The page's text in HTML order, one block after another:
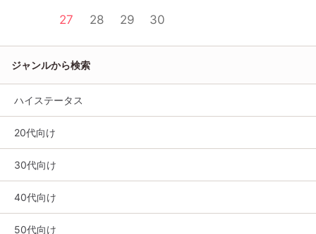
27
28 29 30
ジャンルから検索
ハイステータス
20代向け
30代向け
40代向け
50代向け